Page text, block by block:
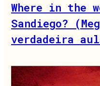
Where in the
Sandiego?
verdadeira